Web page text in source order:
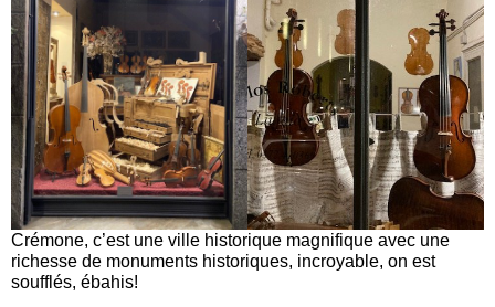
Crémone, c’est une ville historique magnifique avec une
richesse de monuments historiques, incroyable, on est
soufflés, ébahis!